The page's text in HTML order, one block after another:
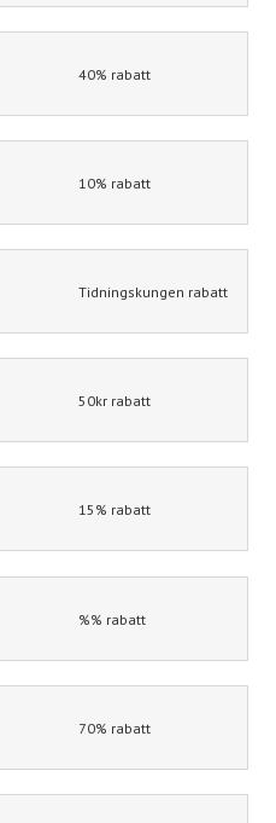
40% rabatt
10% rabatt
Tidningskungen rabatt
50kr rabatt
15% rabatt
%% rabatt
70% rabatt